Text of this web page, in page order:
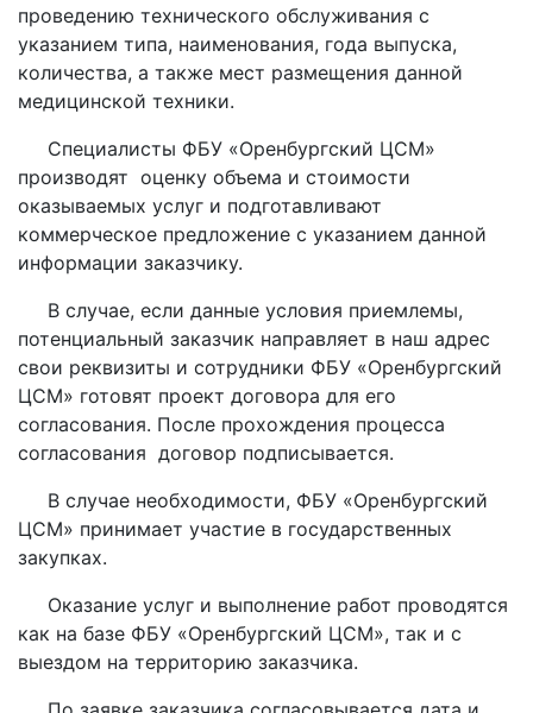
проведению технического обслуживания с
указанием типа, наименования, года выпуска,
количества, а также мест размещения данной
медицинской техники.
Специалисты ФБУ «Оренбургский ЦСМ»
производят оценку объема и стоимости
оказываемых услуг и подготавливают
коммерческое предложение с указанием данной
информации заказчику.
В случае, если данные условия приемлемы,
потенциальный заказчик направляет в наш адрес
свои реквизиты и сотрудники ФБУ «Оренбургский
ЦСМ» готовят проект договора для его
согласования. После прохождения процесса
согласования договор подписывается.
В случае необходимости, ФБУ «Оренбургский
ЦСМ» принимает участие в государственных
закупках.
Оказание услуг и выполнение работ проводятся
как на базе ФБУ «Оренбургский ЦСМ», так и с
выездом на территорию заказчика.